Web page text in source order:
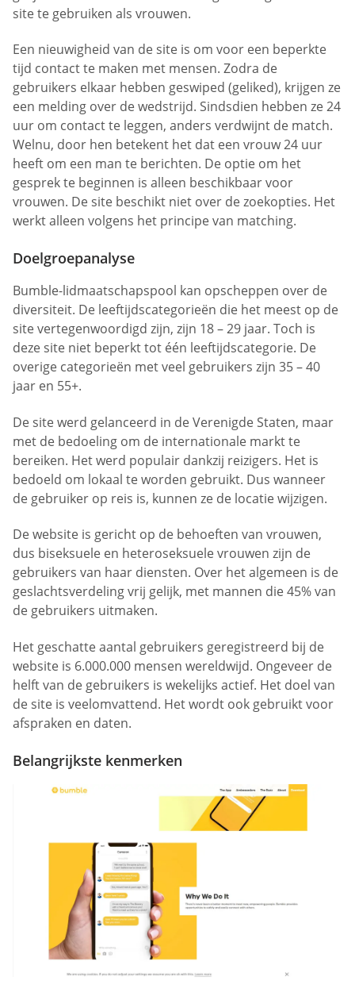
site te gebruiken als vrouwen.
Een nieuwigheid van de site is om voor een beperkte
tijd contact te maken met mensen. Zodra de
gebruikers elkaar hebben geswiped (geliked), krijgen ze
een melding over de wedstrijd. Sindsdien hebben ze 24
uur om contact te leggen, anders verdwijnt de match.
Welnu, door hen betekent het dat een vrouw 24 uur
heeft om een man te berichten. De optie om het
gesprek te beginnen is alleen beschikbaar voor
vrouwen. De site beschikt niet over de zoekopties. Het
werkt alleen volgens het principe van matching.
Doelgroepanalyse
Bumble-lidmaatschapspool kan opscheppen over de
diversiteit. De leeftijdscategorieën die het meest op de
site vertegenwoordigd zijn, zijn 18 – 29 jaar. Toch is
deze site niet beperkt tot één leeftijdscategorie. De
overige categorieën met veel gebruikers zijn 35 – 40
jaar en 55+.
De site werd gelanceerd in de Verenigde Staten, maar
met de bedoeling om de internationale markt te
bereiken. Het werd populair dankzij reizigers. Het is
bedoeld om lokaal te worden gebruikt. Dus wanneer
de gebruiker op reis is, kunnen ze de locatie wijzigen.
De website is gericht op de behoeften van vrouwen,
dus biseksuele en heteroseksuele vrouwen zijn de
gebruikers van haar diensten. Over het algemeen is de
geslachtsverdeling vrij gelijk, met mannen die 45% van
de gebruikers uitmaken.
Het geschatte aantal gebruikers geregistreerd bij de
website is 6.000.000 mensen wereldwijd. Ongeveer de
helft van de gebruikers is wekelijks actief. Het doel van
de site is veelomvattend. Het wordt ook gebruikt voor
afspraken en daten.
Belangrijkste kenmerken